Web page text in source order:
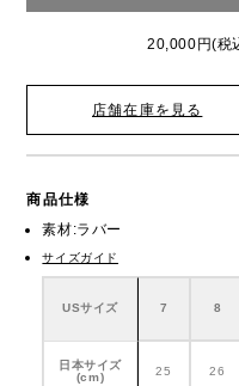
20,000円(税
店舗在庫を見る
商品仕様
素材:ラバー
サイズガイド
USサイズ 7 8
日本サイズ
(cm)
25 26